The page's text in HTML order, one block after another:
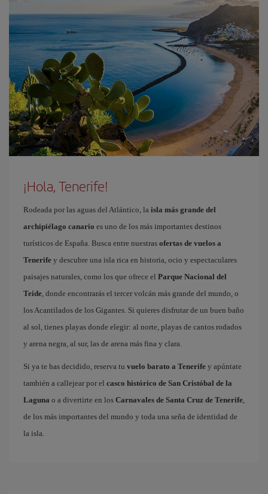
¡Hola, Tenerife!
Rodeada por las aguas del Atlántico, la isla más grande del
archipiélago canario es uno de los más importantes destinos
turísticos de España. Busca entre nuestras ofertas de vuelos a
Tenerife y descubre una isla rica en historia, ocio y espectaculares
paisajes naturales, como los que ofrece el Parque Nacional del
Teide, donde encontrarás el tercer volcán más grande del mundo, o
los Acantilados de los Gigantes. Si quieres disfrutar de un buen baño
al sol, tienes playas donde elegir: al norte, playas de cantos rodados
y arena negra, al sur, las de arena más fina y clara.
Si ya te has decidido, reserva tu vuelo barato a Tenerife y apúntate
también a callejear por el casco histórico de San Cristóbal de la
Laguna o a divertirte en los Carnavales de Santa Cruz de Tenerife,
de los más importantes del mundo y toda una seña de identidad de
la isla.